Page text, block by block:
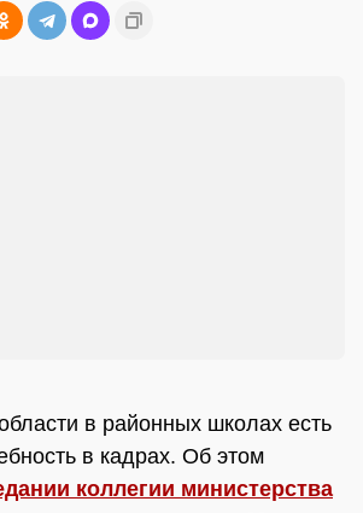
в районных школах есть
в кадрах. Об этом
коллегии министерства